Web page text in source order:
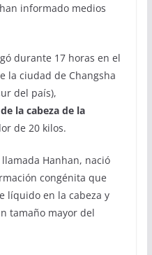
informado medios
durante 17 horas en el
la ciudad de Changsha
del país),
la cabeza de la
de 20 kilos.
Hanhan, nació
congénita que
líquido en la cabeza y
tamaño mayor del